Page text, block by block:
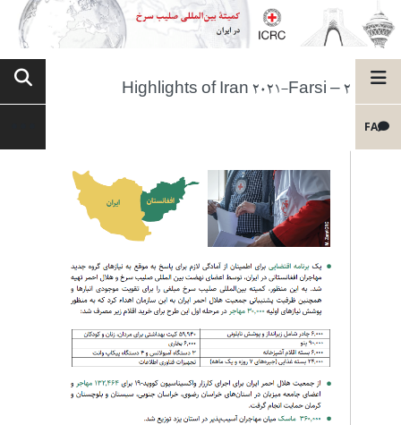
FA
Highlights of Iran 2021-Farsi – 2